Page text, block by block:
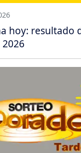
hoy: resultado